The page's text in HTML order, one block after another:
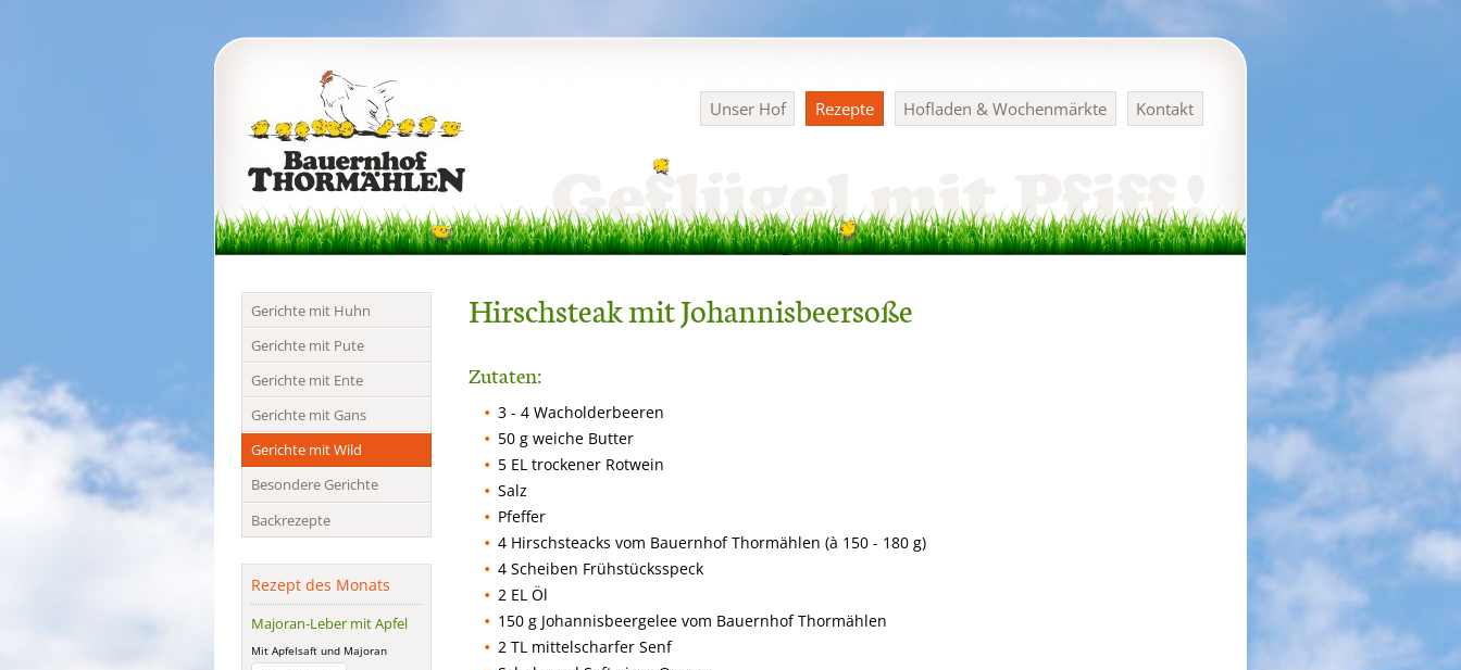
Navigation
überspringen
Unser Hof Rezepte Hofladen & Wochenmärkte Kontakt
Hirschsteak mit Johannisbeersoße
Zutaten:
3 - 4 Wacholderbeeren
50 g weiche Butter
5 EL trockener Rotwein
Salz
Pfeffer
4 Hirschsteacks vom Bauernhof Thormählen (à 150 - 180 g)
4 Scheiben Frühstücksspeck
2 EL Öl
150 g Johannisbeergelee vom Bauernhof Thormählen
2 TL mittelscharfer Senf
Navigation
überspringen
Gerichte mit Huhn
Gerichte mit Pute
Gerichte mit Ente
Gerichte mit Gans
Gerichte mit Wild
Besondere Gerichte
Backrezepte
Rezept des Monats
Majoran-Leber mit Apfel
Mit Apfelsaft und Majoran